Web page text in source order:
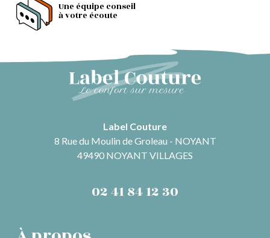
Une équipe conseil
à votre écoute
Label Couture
8 Rue du Moulin de Groleau - NOYANT
49490 NOYANT VILLAGES
02 41 84 12 30